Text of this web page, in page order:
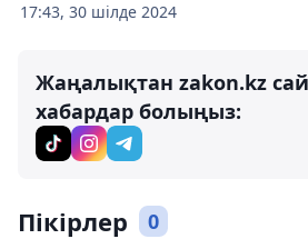
17:43, 30 шілде 2024
Жаңалықтан zakon.kz
хабардар болыңыз:
Пікірлер 0